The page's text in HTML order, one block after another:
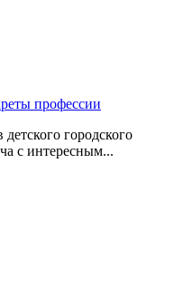
профессии
городского
с интересным...